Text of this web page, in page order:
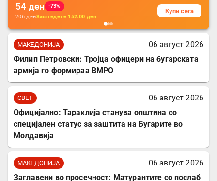
54 ден
-73%
206денЗаштедете 152.00 ден
Купи сега
МАКЕДОНИЈА
06 август 2026
Филип Петровски: Тројца офицери на бугарската
армија го формираа ВМРО
СВЕТ
06 август 2026
Официјално: Тараклија станува општина со
специјален статус за заштита на Бугарите во
Молдавија
МАКЕДОНИЈА
06 август 2026
Заглавени во просечност: Матурантите со послаб